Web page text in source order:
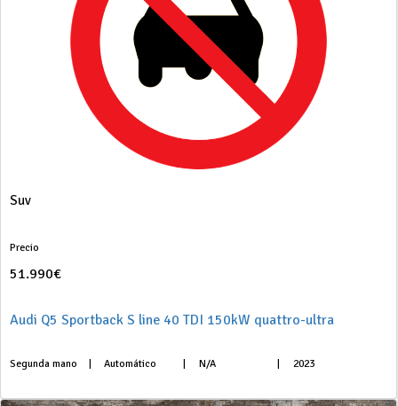
Suv
Precio
51.990€
Audi Q5 Sportback S line 40 TDI 150kW quattro-ultra
Segunda mano Automático N/A 2023